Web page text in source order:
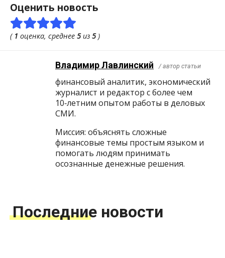
Оценить новость
( 1 оценка, среднее 5из 5)
Владимир Лавлинский / автор статьи
финансовый аналитик, экономический
журналист и редактор с более чем
10‑летним опытом работы в деловых
СМИ.
Миссия: объяснять сложные
финансовые темы простым языком и
помогать людям принимать
осознанные денежные решения.
Последние новости